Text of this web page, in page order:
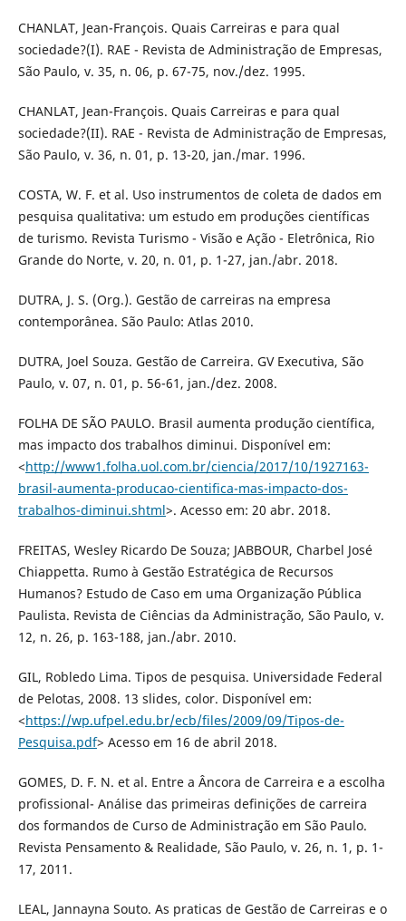
CHANLAT, Jean-François. Quais Carreiras e para qual
sociedade?(I). RAE - Revista de Administração de Empresas,
São Paulo, v. 35, n. 06, p. 67-75, nov./dez. 1995.
CHANLAT, Jean-François. Quais Carreiras e para qual
sociedade?(II). RAE - Revista de Administração de Empresas,
São Paulo, v. 36, n. 01, p. 13-20, jan./mar. 1996.
COSTA, W. F. et al. Uso instrumentos de coleta de dados em
pesquisa qualitativa: um estudo em produções científicas
de turismo. Revista Turismo - Visão e Ação - Eletrônica, Rio
Grande do Norte, v. 20, n. 01, p. 1-27, jan./abr. 2018.
DUTRA, J. S. (Org.). Gestão de carreiras na empresa
contemporânea. São Paulo: Atlas 2010.
DUTRA, Joel Souza. Gestão de Carreira. GV Executiva, São
Paulo, v. 07, n. 01, p. 56-61, jan./dez. 2008.
FOLHA DE SÃO PAULO. Brasil aumenta produção científica,
mas impacto dos trabalhos diminui. Disponível em:
<http://www1.folha.uol.com.br/ciencia/2017/10/1927163-
brasil-aumenta-producao-cientifica-mas-impacto-dos-
trabalhos-diminui.shtml>. Acesso em: 20 abr. 2018.
FREITAS, Wesley Ricardo De Souza; JABBOUR, Charbel José
Chiappetta. Rumo à Gestão Estratégica de Recursos
Humanos? Estudo de Caso em uma Organização Pública
Paulista. Revista de Ciências da Administração, São Paulo, v.
12, n. 26, p. 163-188, jan./abr. 2010.
GIL, Robledo Lima. Tipos de pesquisa. Universidade Federal
de Pelotas, 2008. 13 slides, color. Disponível em:
<https://wp.ufpel.edu.br/ecb/files/2009/09/Tipos-de-
Pesquisa.pdf> Acesso em 16 de abril 2018.
GOMES, D. F. N. et al. Entre a Âncora de Carreira e a escolha
profissional- Análise das primeiras definições de carreira
dos formandos de Curso de Administração em São Paulo.
Revista Pensamento & Realidade, São Paulo, v. 26, n. 1, p. 1-
17, 2011.
LEAL, Jannayna Souto. As praticas de Gestão de Carreiras e o